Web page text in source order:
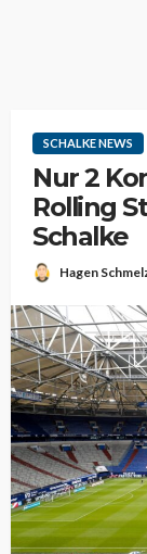
SCHALKE NEWS
Nur 2
Rolling
Schalke
Hagen